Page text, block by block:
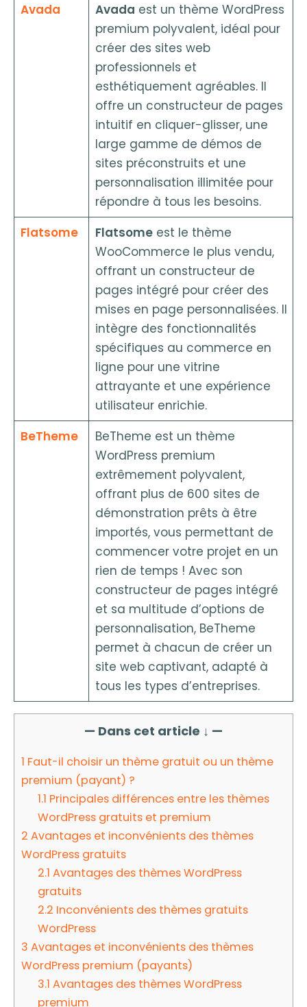
Avada
Avada est un thème WordPress
premium polyvalent, idéal pour
créer des sites web
professionnels et
esthétiquement agréables. Il
offre un constructeur de pages
intuitif en cliquer-glisser, une
large gamme de démos de
sites préconstruits et une
personnalisation illimitée pour
répondre à tous les besoins.
Flatsome
Flatsomeest le thème
WooCommerce le plus vendu,
offrant un constructeur de
pages intégré pour créer des
mises en page personnalisées. Il
intègre des fonctionnalités
spécifiques au commerce en
ligne pour une vitrine
attrayante et une expérience
utilisateur enrichie.
BeTheme
BeTheme est un thème
WordPress premium
extrêmement polyvalent,
offrant plus de 600 sites de
démonstration prêts à être
importés, vous permettant de
commencer votre projet en un
rien de temps ! Avec son
constructeur de pages intégré
et sa multitude d’options de
personnalisation, BeTheme
permet à chacun de créer un
site web captivant, adapté à
tous les types d’entreprises.
— Dans cet article ↓ —
1 Faut-il choisir un thème gratuit ou un thème
premium (payant) ?
1.1 Principales différences entre les thèmes
WordPress gratuits et premium
2 Avantages et inconvénients des thèmes
WordPress gratuits
2.1 Avantages des thèmes WordPress
gratuits
2.2 Inconvénients des thèmes gratuits
WordPress
3 Avantages et inconvénients des thèmes
WordPress premium (payants)
3.1 Avantages des thèmes WordPress
premium